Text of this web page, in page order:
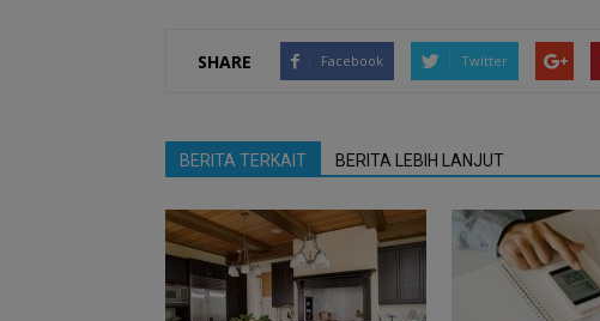
SHARE Facebook Twitter
BERITA TERKAIT BERITA LEBIH LANJUT